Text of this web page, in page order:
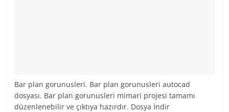
Bar plan gorunusleri. Bar plan gorunusleri autocad
dosyası. Bar plan gorunusleri mimari projesi tamamı
düzenlenebilir ve çıktıya hazırdır. Dosya İndir